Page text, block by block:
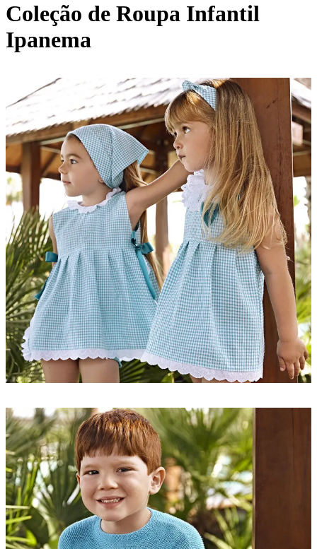
Coleção de Roupa Infantil
Ipanema